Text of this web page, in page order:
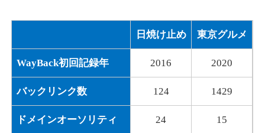
詳細を見る
ジャンルその他
40
10,800円 入札 0件
日焼け止め 東京グルメ
WayBack初回記録年 2016 2020
バックリンク数 124 1429
ドメインオーソリティ 24 15